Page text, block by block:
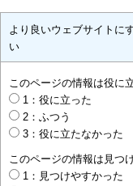
より良いウェブサイトに
い
このページの情報は役に
1：役に立った
2：ふつう
3：役に立たなかった
このページの情報は見つ
1：見つけやすかった